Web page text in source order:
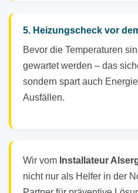
5. Heizungscheck vor
Bevor die Temperaturen
gewartet werden – das
sondern spart auch
Ausfällen.
Wir vom Installateur
nicht nur als Helfer in der